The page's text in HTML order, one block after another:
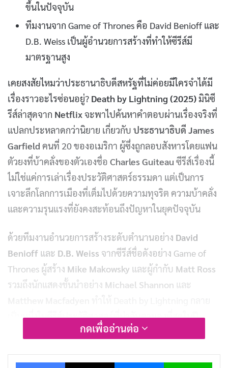
ขึ้นในปัจจุบัน
ทีมงานจาก Game of Thrones คือ David Benioff และ
D.B. Weiss เป็นผู้อำนวยการสร้างที่ทำให้ซีรีส์มี
มาตรฐานสูง
เคยสงสัยไหมว่าประธานาธิบดีสหรัฐที่ไม่ค่อยมีใครจำได้มี
เรื่องราวอะไรซ่อนอยู่? Death by Lightning (2025)มินิซี
รีส์ล่าสุดจาก Netflixจะพาไปค้นหาคำตอบผ่านเรื่องจริงที่
แปลกประหลาดกว่านิยาย เกี่ยวกับ ประธานาธิบดี James
Garfield คนที่ 20 ของอเมริกา ผู้ซึ่งถูกลอบสังหารโดยแฟน
ตัวยงที่บ้าคลั่งของตัวเองชื่อ Charles Guiteau ซีรีส์เรื่องนี้
ไม่ใช่แค่การเล่าเรื่องประวัติศาสตร์ธรรมดา แต่เป็นการ
เจาะลึกโลกการเมืองที่เต็มไปด้วยความทุจริต ความบ้าคลั่ง
และความรุนแรงที่ยังคงสะท้อนถึงปัญหาในยุคปัจจุบัน
ด้วยทีมงานอำนวยการสร้างระดับตำนานอย่าง David
Benioff และ D.B. Weiss จากซีรีส์ชื่อดังอย่าง Game of
Thrones ผู้สร้าง Mike Makowsky และผู้กำกับ Matt Ross
รวมถึงนักแสดงชั้นนำอย่าง Michael Shannon และ
เป็นหนึ่งในซีรีส์ประวัติศาสตร์ที่น่าจับตามองที่สุดในปี
2025 แต่มันดีแค่ไหน และเหมาะกับใครบ้าง? มาดูกันเลย!
กดเพื่ออ่านต่อ
Facebook X Messenger Line